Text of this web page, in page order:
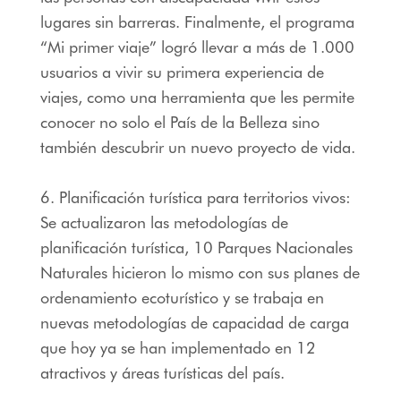
lugares sin barreras. Finalmente, el programa
“Mi primer viaje” logró llevar a más de 1.000
usuarios a vivir su primera experiencia de
viajes, como una herramienta que les permite
conocer no solo el País de la Belleza sino
también descubrir un nuevo proyecto de vida.
6. Planificación turística para territorios vivos:
Se actualizaron las metodologías de
planificación turística, 10 Parques Nacionales
Naturales hicieron lo mismo con sus planes de
ordenamiento ecoturístico y se trabaja en
nuevas metodologías de capacidad de carga
que hoy ya se han implementado en 12
atractivos y áreas turísticas del país.